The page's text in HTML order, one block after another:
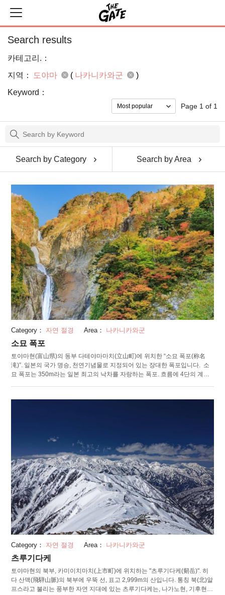
Search results
카테고리.：
지역：
도야마 ( 나카니카와군
)
Keyword：
Page 1 of 1
Search by Category Search by Area
Category： 자연 절경 Area： 나카니카와군
소묘 폭포
토야마현(富山県)의 동부 다테야마마치(立山町)에 위치한 “소묘 폭포(称名
滝)”. 일본의 국가 명승, 천연기념물로 지정되어 있는 장대한 폭포입니다. 소
묘 폭포는 350m라는 일본 최고의 낙차를 자랑하는 폭포. 흐름에 4단의 계층
바로 압권의 풍경입니다. 해빙수가 흘러드는 봄에는, 소묘 폭포의 오른편으로
게소”에는 소묘 폭포에 대해 자세히 배우기 위한 모형과 영상들이 전시되어
있습니다. 안에 있는 레스토랑에서는, 라벤더 소프트 크림을 즐길 수 있습니
다.
Category： 자연 절경 Area： 나카니카와군
츠루기다케
토야마현의 북부, 카미이치마치(上市町)에 위치하는 "츠루기다케(剱岳)". 히
다 산맥(飛騨山脈)의 북부에 우뚝 선, 표고 2,999m의 산입니다. 통칭 북(北)알
프스라고 불리는 풍부한 자연 지대에 있는 츠루기다케는, 나가노현, 기후현,